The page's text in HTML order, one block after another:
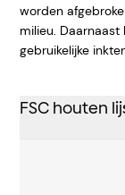
worden
milieu.
gebruikelijke
FSC houten